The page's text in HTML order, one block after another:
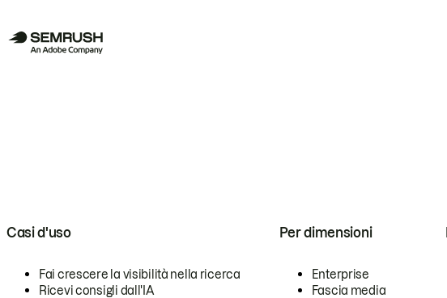
Casi d'uso
Fai crescere la visibilità nella ricerca
Ricevi consigli dall'IA
Per dimensioni
Enterprise
Fascia media